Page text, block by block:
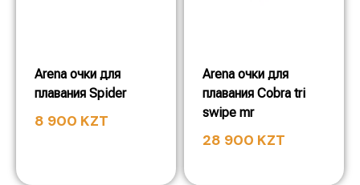
Arena очки для
плавания Spider
8 900 KZT
Arena очки для
плавания Cobra tri
swipe mr
28 900 KZT